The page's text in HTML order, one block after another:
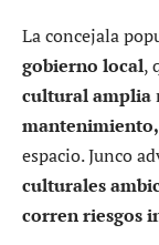
La concejala
gobierno local,
cultural amplia
espacio. Junco
culturales
corren riesgos